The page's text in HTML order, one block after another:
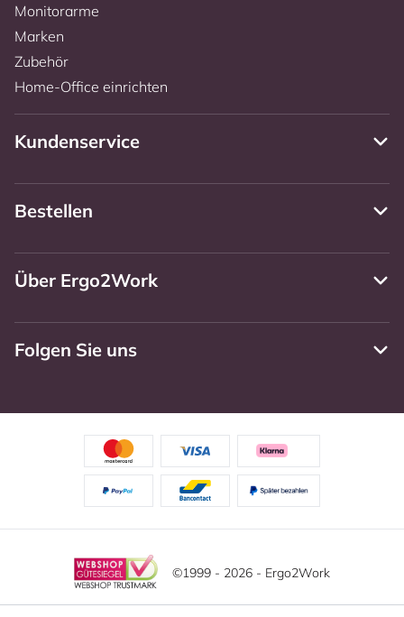
Monitorarme
Marken
Zubehör
Home-Office einrichten
Kundenservice
Bestellen
Über Ergo2Work
Folgen Sie uns
©1999 - 2026 - Ergo2Work